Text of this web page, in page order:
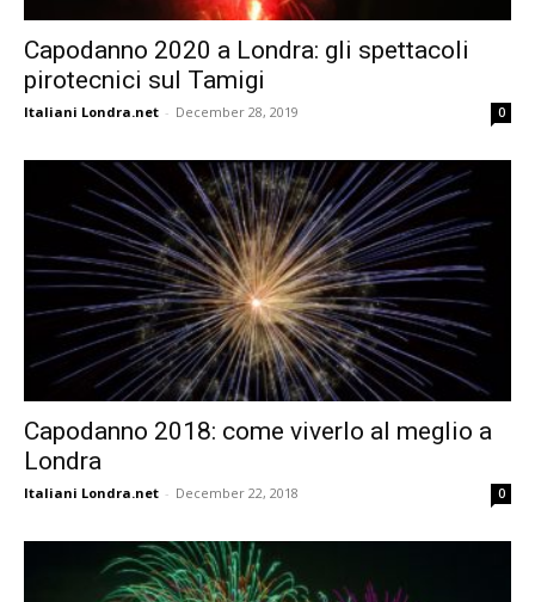
Capodanno 2020 a Londra: gli spettacoli
pirotecnici sul Tamigi
Italiani Londra.net - December 28, 2019 0
Capodanno 2018: come viverlo al meglio a
Londra
Italiani Londra.net - December 22, 2018 0